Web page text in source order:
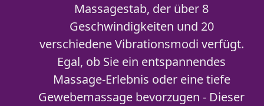
Massagestab, der über 8
Geschwindigkeiten und 20
verschiedene Vibrationsmodi verfügt.
Egal, ob Sie ein entspannendes
Massage-Erlebnis oder eine tiefe
Gewebemassage bevorzugen - Dieser